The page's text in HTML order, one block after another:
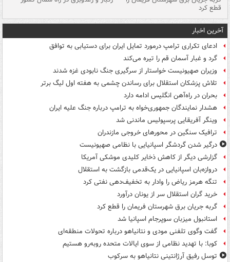
قطع کرد
آخرین اخبار
ادعای تکراری ترامپ درمورد تمایل ایران برای دستیابی به توافق
گرد و غبار آسمان قم را تیره می‌کند
وزیران صهیونیست خواستار از سرگیری جنگ نابودی غزه شدند
تلاش پزشکان استقلال برای رساندن چشمی به هفته اول لیگ برتر
بحران در راه‌آهن انگلیس ادامه دارد
هشدار نمایندگان جمهوری‌خواه به ترامپ درباره جنگ علیه ایران
وینگر آفریقایی پرسپولیس ماندنی شد
ترافیک سنگین در محورهای خروجی مازندران
درگیر شدن گردشگر اسپانیایی با نظامی صهیونیست
گزارشی دیگر از کاهش ذخایر کلیدی موشکی آمریکا
دروازه‌بان اسپانیایی در یک‌قدمی بازگشت به استقلال
تنگه هرمز ریاض را وادار به تخفیف‌دهی نفتی کرد
خرید گران استقلال سر از یونان درآورد
گربه جریان برق شهرستان فریمان را قطع کرد
استانبول میزبان سوپرجام اسپانیا شد
گفت وگوی تلفنی مودی و نتانیاهو درباره تحولات منطقه‌ای
کوبا: با تهدید نظامی از سوی ایالات متحده روبه‌رو هستیم
توسل رفیق آرژانتینی نتانیاهو به سرکوب